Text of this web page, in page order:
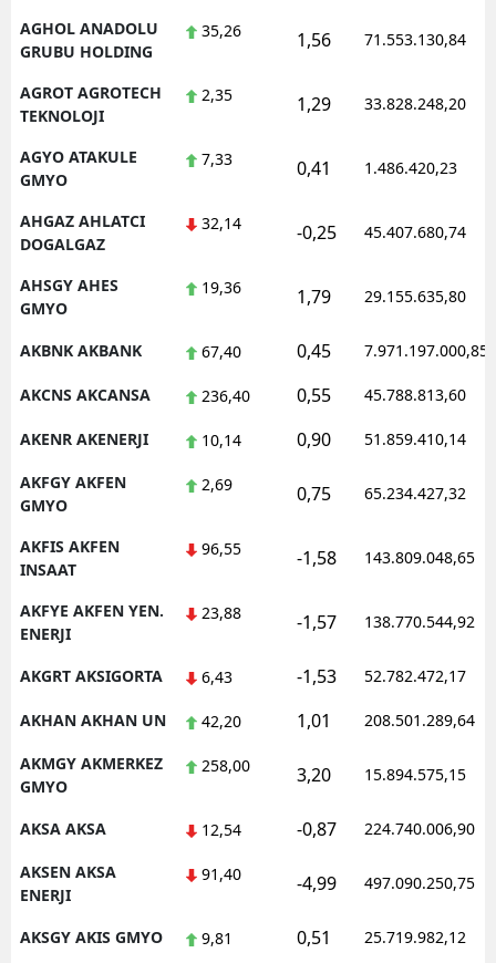
Kırşehir
Kütahya
Kahramanmaraş
Nevşehir
Niğde
Ordu
Rize
AGHOL ANADOLU
GRUBU HOLDING
35,26 1,56 71.553.130,84
AGROT AGROTECH
TEKNOLOJI
2,35 1,29 33.828.248,20
AGYO ATAKULE
GMYO
7,33 0,41 1.486.420,23
AHGAZ AHLATCI
DOGALGAZ
32,14 -0,25 45.407.680,74
AHSGY AHES
GMYO
19,36 1,79 29.155.635,80
AKBNK AKBANK 67,40 0,45 7.971.197.000,85
AKCNS AKCANSA 236,40 0,55 45.788.813,60
AKENR AKENERJI 10,14 0,90 51.859.410,14
AKFGY AKFEN
GMYO
2,69 0,75 65.234.427,32
AKFIS AKFEN
INSAAT
96,55 -1,58 143.809.048,65
AKFYE AKFEN YEN.
ENERJI
23,88 -1,57 138.770.544,92
AKGRT AKSIGORTA 6,43 -1,53 52.782.472,17
AKHAN AKHAN UN 42,20 1,01 208.501.289,64
AKMGY AKMERKEZ
GMYO
258,00 3,20 15.894.575,15
AKSA AKSA 12,54 -0,87 224.740.006,90
AKSEN AKSA
ENERJI
91,40 -4,99 497.090.250,75
AKSGY AKIS GMYO 9,81 0,51 25.719.982,12